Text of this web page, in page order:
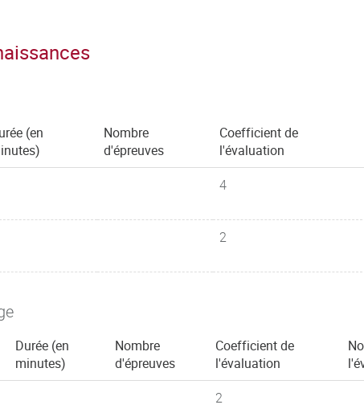
(en
Nombre
d'épreuves
Coefficient de
l'évaluation
4
2
Durée (en
minutes)
Nombre
d'épreuves
Coefficient de
l'évaluation
2